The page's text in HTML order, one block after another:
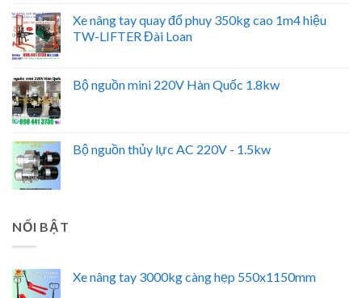
Xe nâng tay quay đổ phuy 350kg cao 1m4 hiệu
TW-LIFTER Đài Loan
Bộ nguồn mini 220V Hàn Quốc 1.8kw
Bộ nguồn thủy lực AC 220V - 1.5kw
NỔI BẬT
Xe nâng tay 3000kg càng hẹp 550x1150mm